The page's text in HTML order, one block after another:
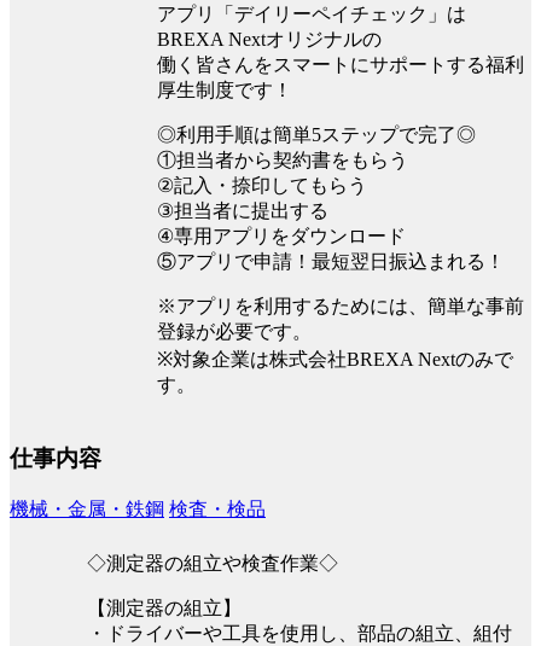
アプリ「デイリーペイチェック」は
BREXA Nextオリジナルの
働く皆さんをスマートにサポートする福利
厚生制度です！
◎利用手順は簡単5ステップで完了◎
①担当者から契約書をもらう
②記入・捺印してもらう
③担当者に提出する
④専用アプリをダウンロード
⑤アプリで申請！最短翌日振込まれる！
※アプリを利用するためには、簡単な事前
登録が必要です。
※対象企業は株式会社BREXA Nextのみで
す。
仕事内容
機械・金属・鉄鋼 検査・検品
◇測定器の組立や検査作業◇
【測定器の組立】
・ドライバーや工具を使用し、部品の組立、組付